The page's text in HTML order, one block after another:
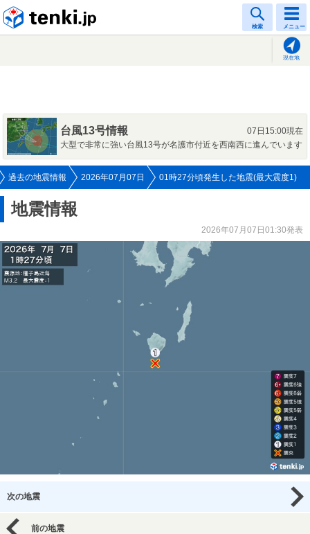
検索 メニュー
現在地
台風13号情報
07日15:00現在
大型で非常に強い台風13号が名護市付近を西南西に進んでいます
過去の地震情報 2026年07月07日 01時27分頃発生した地震(最大震度1)
地震情報
2026年07月07日01:30発表
次の地震
前の地震